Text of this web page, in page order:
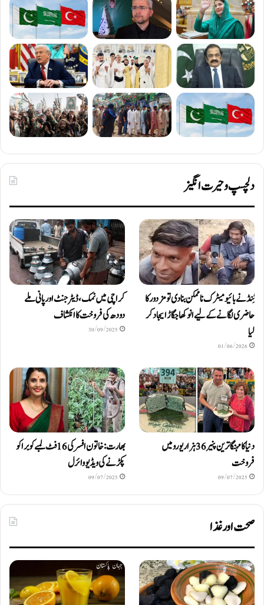
دلچسپ و حیرت انگیز
ٹِنڈ نے بائیومیٹرک ناممکن بنا دی تو مزدور کا
حاضری لگانے کے لیے انوکھا جگاڑ ایجاد کر
لیا
01/06/2026
کراچی میں نمک، ڈیٹرجنٹ اور پانی ملے
دودھ کی فروخت کا انکشاف
30/09/2025
دنیا کا مہنگا ترین پنیر 36 ہزار یورو میں
فروخت
09/07/2025
بھارت: خاتون افسر کی 16 فٹ لمبے کوبرا کو
پکڑنے کی ویڈیو وائرل
09/07/2025
صحت اور غذا